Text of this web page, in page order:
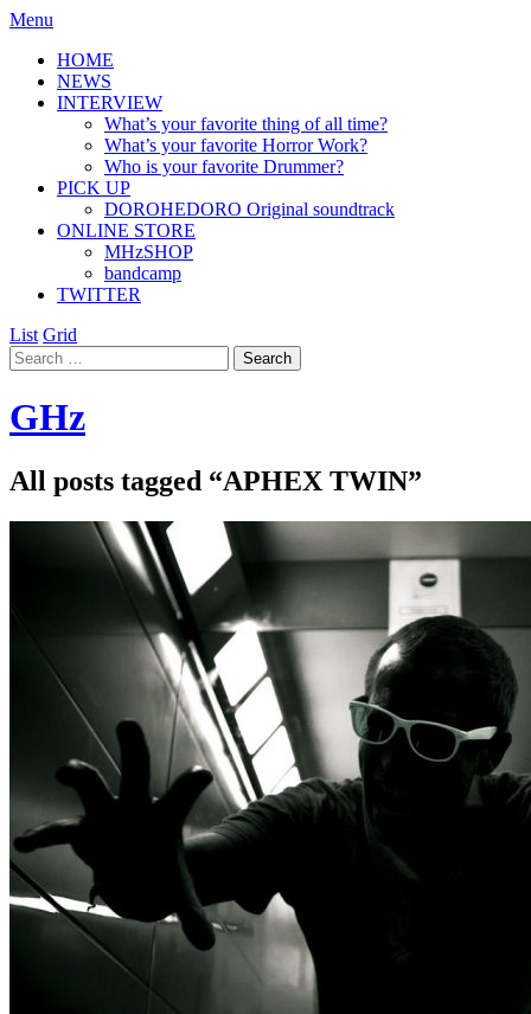
Menu
HOME
NEWS
INTERVIEW
What’s your favorite thing of all time?
What’s your favorite Horror Work?
Who is your favorite Drummer?
PICK UP
DOROHEDORO Original soundtrack
ONLINE STORE
MHzSHOP
bandcamp
TWITTER
List Grid
GHz
All posts tagged “APHEX TWIN”